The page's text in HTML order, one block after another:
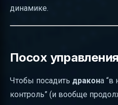
динамике.
Посох
Чтобы посадить дракона “в
контроль” (и вообще